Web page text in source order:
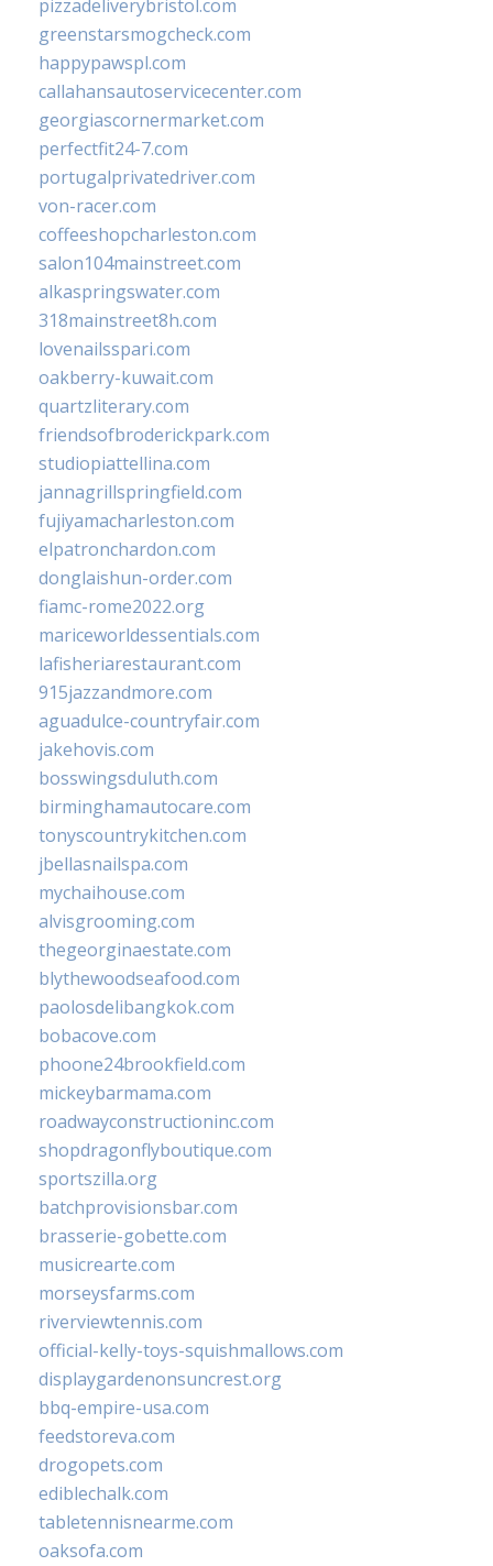
pizzadeliverybristol.com
greenstarsmogcheck.com
happypawspl.com
callahansautoservicecenter.com
georgiascornermarket.com
perfectfit24-7.com
portugalprivatedriver.com
von-racer.com
coffeeshopcharleston.com
salon104mainstreet.com
alkaspringswater.com
318mainstreet8h.com
lovenailsspari.com
oakberry-kuwait.com
quartzliterary.com
friendsofbroderickpark.com
studiopiattellina.com
jannagrillspringfield.com
fujiyamacharleston.com
elpatronchardon.com
donglaishun-order.com
fiamc-rome2022.org
mariceworldessentials.com
lafisheriarestaurant.com
915jazzandmore.com
aguadulce-countryfair.com
jakehovis.com
bosswingsduluth.com
birminghamautocare.com
tonyscountrykitchen.com
jbellasnailspa.com
mychaihouse.com
alvisgrooming.com
thegeorginaestate.com
blythewoodseafood.com
paolosdelibangkok.com
bobacove.com
phoone24brookfield.com
mickeybarmama.com
roadwayconstructioninc.com
shopdragonflyboutique.com
sportszilla.org
batchprovisionsbar.com
brasserie-gobette.com
musicrearte.com
morseysfarms.com
riverviewtennis.com
official-kelly-toys-squishmallows.com
displaygardenonsuncrest.org
bbq-empire-usa.com
feedstoreva.com
drogopets.com
ediblechalk.com
tabletennisnearme.com
oaksofa.com